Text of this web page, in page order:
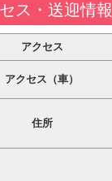
ス・送迎情報
アクセス
アクセス（車）
住所